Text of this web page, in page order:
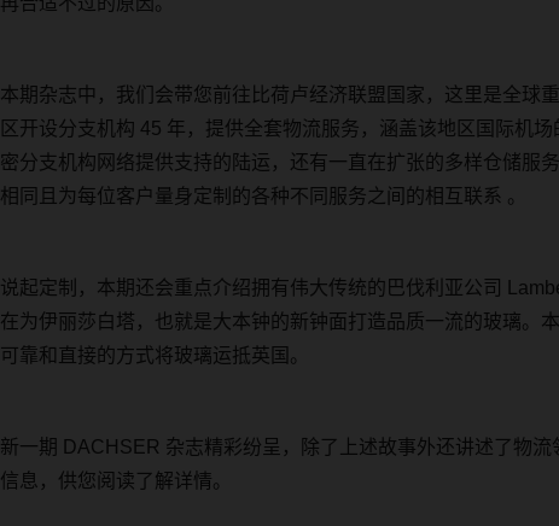
本期杂志中，我们会带您前往比荷卢经济联盟国家，这里是全球重
区开设分支机构 45 年，提供全套物流服务，涵盖该地区国际机
密分支机构网络提供支持的陆运，还有一直在扩张的多样仓储服
相同且为每位客户量身定制的各种不同服务之间的相互联系 。
说起定制，本期还会重点介绍拥有伟大传统的巴伐利亚公司
在为伊丽莎白塔，也就是大本钟的新钟面打造品质一流的玻璃。
可靠和直接的方式将玻璃运抵英国。
新一期 DACHSER 杂志精彩纷呈，除了上述故事外还讲述了物
信息，供您阅读了解详情。